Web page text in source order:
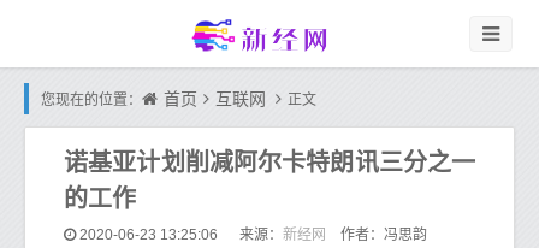
您现在的位置： 首页 互联网 正文
诺基亚计划削减阿尔卡特朗讯三分之一
的工作
2020-06-23 13:25:06 来源： 新经网 作者：冯思韵